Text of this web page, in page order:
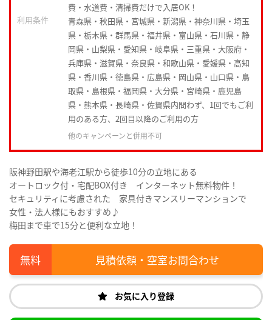
費・水道費・清掃費だけで入居OK！
利用条件
青森県・秋田県・宮城県・新潟県・神奈川県・埼玉
県・栃木県・群馬県・福井県・富山県・石川県・静
岡県・山梨県・愛知県・岐阜県・三重県・大阪府・
兵庫県・滋賀県・奈良県・和歌山県・愛媛県・高知
県・香川県・徳島県・広島県・岡山県・山口県・鳥
取県・島根県・福岡県・大分県・宮崎県・鹿児島
県・熊本県・長崎県・佐賀県内問わず、1回でもご利
用のある方、2回目以降のご利用の方
他のキャンペーンと併用不可
阪神野田駅や海老江駅から徒歩10分の立地にある
オートロック付・宅配BOX付き インターネット無料物件！
セキュリティに考慮された 家具付きマンスリーマンションで
女性・法人様にもおすすめ♪
梅田まで車で15分と便利な立地！
見積依頼・空室お問合わせ
お気に入り登録